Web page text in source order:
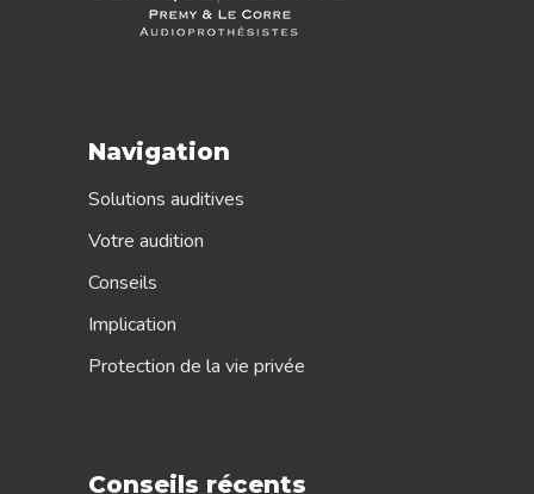
Navigation
Solutions auditives
Votre audition
Conseils
Implication
Protection de la vie privée
Conseils récents